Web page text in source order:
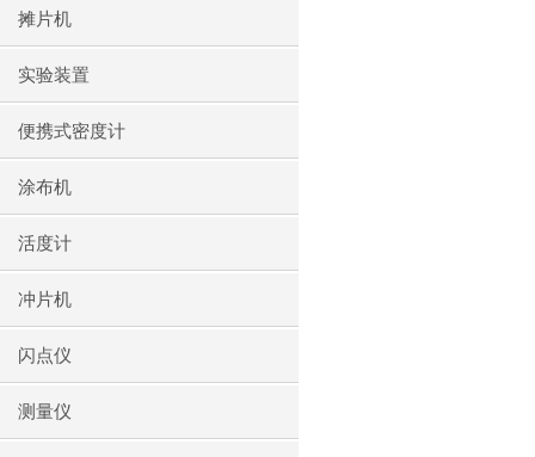
摊片机
实验装置
便携式密度计
涂布机
活度计
冲片机
闪点仪
测量仪